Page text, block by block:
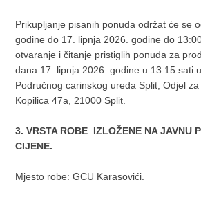
Prikupljanje pisanih ponuda održat će se
godine do 17. lipnja 2026. godine do
otvaranje i čitanje pristiglih ponuda za
dana 17. lipnja 2026. godine u 13:15 sati
Područnog carinskog ureda Split, Odjel za
Kopilica 47a, 21000 Split.
3. VRSTA ROBE IZLOŽENE NA JAVNU
CIJENE.
Mjesto robe: GCU Karasovići.